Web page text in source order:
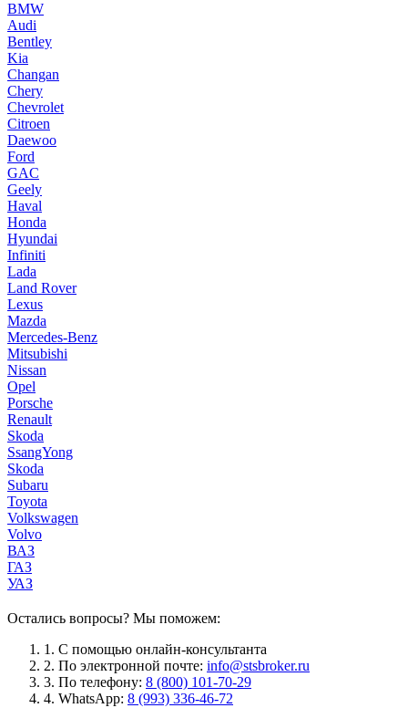
BMW
Audi
Bentley
Kia
Changan
Chery
Chevrolet
Citroen
Daewoo
Ford
GAC
Geely
Haval
Honda
Hyundai
Infiniti
Lada
Land Rover
Lexus
Mazda
Mercedes-Benz
Mitsubishi
Nissan
Opel
Porsche
Renault
Skoda
SsangYong
Skoda
Subaru
Toyota
Volkswagen
Volvo
ВАЗ
ГАЗ
УАЗ
Остались вопросы? Мы поможем:
1. С помощью онлайн-консультанта
2. По электронной почте: info@stsbroker.ru
3. По телефону: 8 (800) 101-70-29
4. WhatsApp: 8 (993) 336-46-72